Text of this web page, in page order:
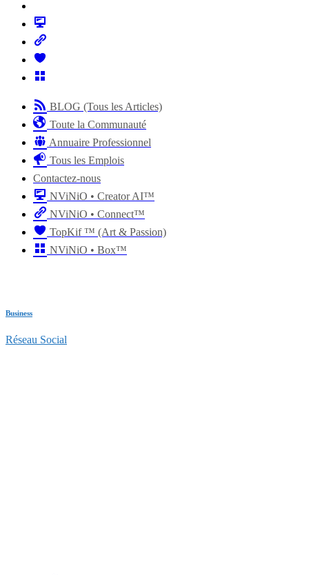
BLOG (Tous les Articles)
Toute la Communauté
Annuaire Professionnel
Tous les Emplois
Contactez-nous
NViNiO • Creator AI™
NViNiO • Connect™
TopKif ™ (Art & Passion)
NViNiO • Box™
Business
Réseau Social